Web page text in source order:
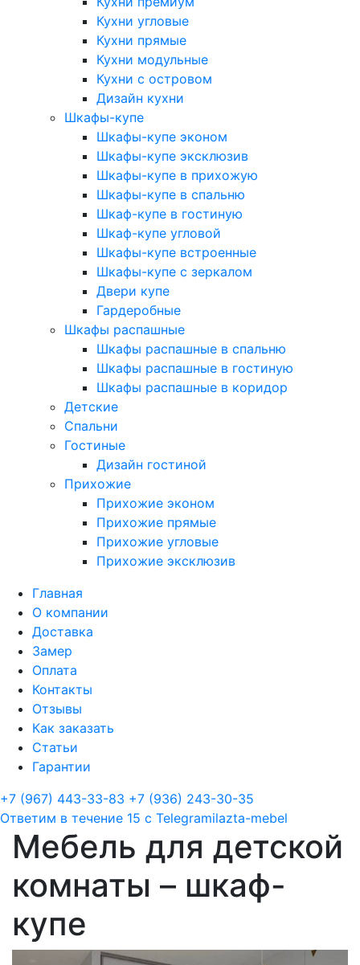
Кухни угловые
Кухни прямые
Кухни модульные
Кухни с островом
Дизайн кухни
Шкафы-купе
Шкафы-купе эконом
Шкафы-купе эксклюзив
Шкафы-купе в прихожую
Шкафы-купе в спальню
Шкаф-купе в гостиную
Шкаф-купе угловой
Шкафы-купе встроенные
Шкафы-купе с зеркалом
Двери купе
Гардеробные
Шкафы распашные
Шкафы распашные в спальню
Шкафы распашные в гостиную
Шкафы распашные в коридор
Детские
Спальни
Гостиные
Дизайн гостиной
Прихожие
Прихожие эконом
Прихожие прямые
Прихожие угловые
Прихожие эксклюзив
Главная
О компании
Доставка
Замер
Оплата
Контакты
Отзывы
Как заказать
Статьи
Гарантии
+7 (967) 443-33-83 +7 (936) 243-30-35
Ответим в течение 15 с Telegramilazta-mebel
Мебель для детской
комнаты – шкаф-
купе